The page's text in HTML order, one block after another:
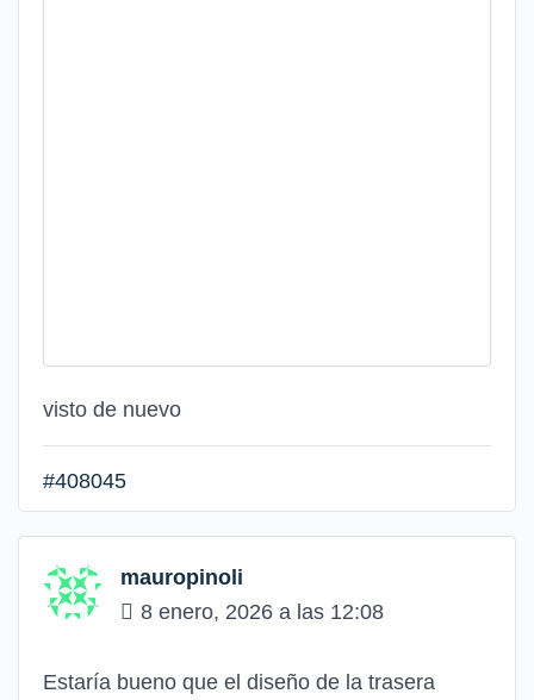
visto de nuevo
#408045
mauropinoli
8 enero, 2026 a las 12:08
Estaría bueno que el diseño de la trasera